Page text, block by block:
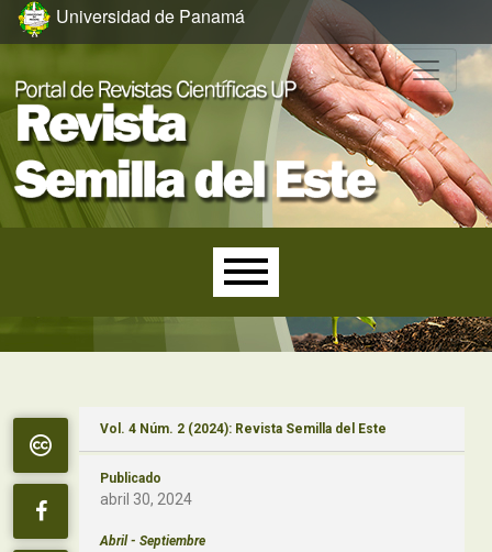
Ir al menú de navegación principal
Ir al contenido principal
Ir al pie de página del sitio
Universidad de Panamá
Menú principal
Vol. 4 Núm. 2 (2024): Revista Semilla del Este
Publicado
abril 30, 2024
Abril - Septiembre